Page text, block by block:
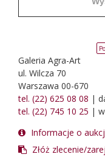
Galeria Agra-Art
ul. Wilcza 70
Warszawa 00-670
tel. (22) 625 08 08 |
tel. (22) 745 10 25 |
Informacje o
Złóż zlecenie/